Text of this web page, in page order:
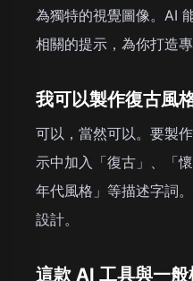
為獨特的視覺圖像。AI
相關的提示，為你打造
我可以製作復古風
可以，當然可以。要製
示中加入「復古」、「
年代風格」等描述字詞
設計。
這款 AI 工具與一